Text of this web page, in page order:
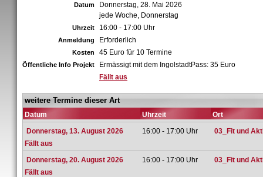
Datum
Donnerstag, 28. Mai 2026
jede Woche, Donnerstag
Uhrzeit 16:00 - 17:00 Uhr
Anmeldung Erforderlich
Kosten 45 Euro für 10 Termine
Öffentliche Info Projekt
Ermässigt mit dem IngolstadtPass: 35 Euro
Fällt aus
weitere Termine dieser Art
Datum Uhrzeit
Ort
Donnerstag, 13. August 2026
Fällt aus
16:00 - 17:00 Uhr 03_Fit und
Donnerstag, 20. August 2026
Fällt aus
16:00 - 17:00 Uhr 03_Fit und